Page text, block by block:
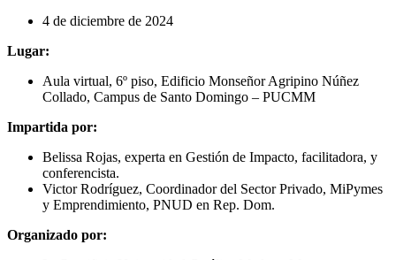
4 de diciembre de 2024
Lugar:
Aula virtual, 6º piso, Edificio Monseñor Agripino Núñez
Collado, Campus de Santo Domingo – PUCMM
Impartida por:
Belissa Rojas, experta en Gestión de Impacto, facilitadora, y
conferencista.
Victor Rodríguez, Coordinador del Sector Privado, MiPymes
y Emprendimiento, PNUD en Rep. Dom.
Organizado por: